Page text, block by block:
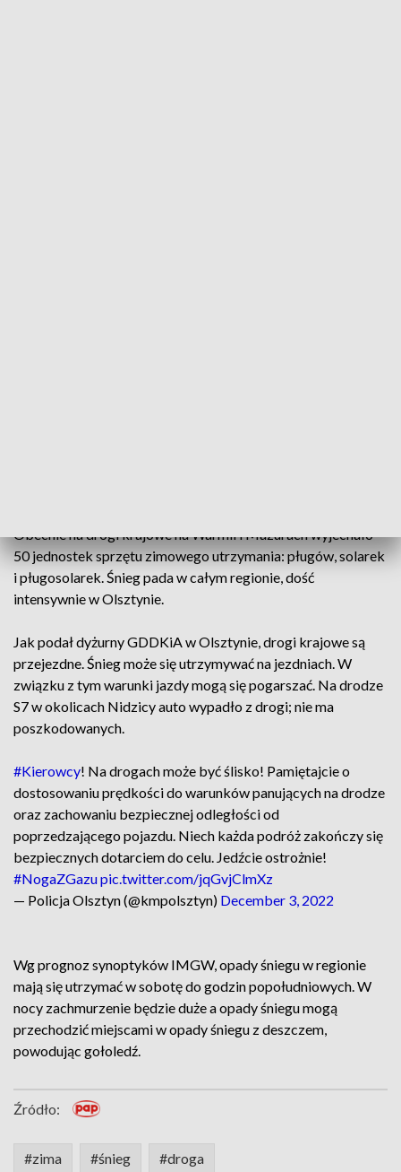
Obecnie na drogi krajowe na Warmii i Mazurach wyjechało
50 jednostek sprzętu zimowego utrzymania: pługów, solarek
i pługosolarek. Śnieg pada w całym regionie, dość
intensywnie w Olsztynie.
Jak podał dyżurny GDDKiA w Olsztynie, drogi krajowe są
przejezdne. Śnieg może się utrzymywać na jezdniach. W
związku z tym warunki jazdy mogą się pogarszać. Na drodze
S7 w okolicach Nidzicy auto wypadło z drogi; nie ma
poszkodowanych.
#Kierowcy! Na drogach może być ślisko! Pamiętajcie o
dostosowaniu prędkości do warunków panujących na drodze
oraz zachowaniu bezpiecznej odległości od
poprzedzającego pojazdu. Niech każda podróż zakończy się
bezpiecznych dotarciem do celu. Jedźcie ostrożnie!
#NogaZGazupic.twitter.com/jqGvjClmXz
— Policja Olsztyn (@kmpolsztyn) December 3, 2022
Wg prognoz synoptyków IMGW, opady śniegu w regionie
mają się utrzymać w sobotę do godzin popołudniowych. W
nocy zachmurzenie będzie duże a opady śniegu mogą
przechodzić miejscami w opady śniegu z deszczem,
powodując gołoledź.
Źródło:
#zima #śnieg #droga